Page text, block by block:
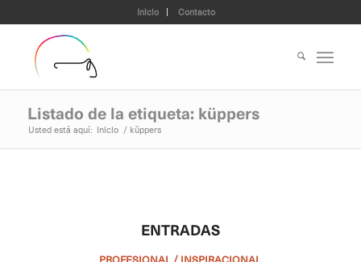
Inicio Contacto
Listado de la etiqueta: küppers
Usted está aquí: Inicio / küppers
ENTRADAS